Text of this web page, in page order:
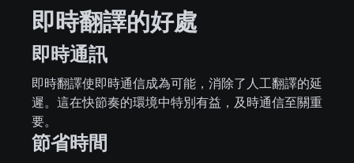
即時翻譯的好處
即時通訊
即時翻譯使即時通信成為可能，消除了人工翻譯的延
遲。這在快節奏的環境中特別有益，及時通信至關重
要。
節省時間